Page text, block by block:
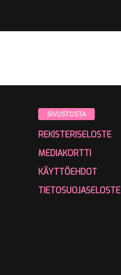
SIVUSTOSTA
REKISTERISELOSTE
MEDIAKORTTI
KÄYTTÖEHDOT
TIETOSUOJASELOSTE